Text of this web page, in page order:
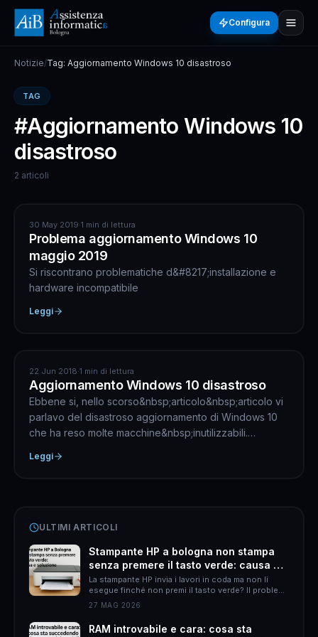
Configura
Notizie/Tag: Aggiornamento Windows 10 disastroso
TAG
#Aggiornamento Windows 10
disastroso
2 articoli
ASSISTENZA COMPUTER
30 May 2019·1 min di lettura
Problema aggiornamento Windows 10
maggio 2019
Si riscontrano problematiche d&#8217;installazione e
hardware incompatibile
Leggi
ASSISTENZA COMPUTER
22 Jun 2018·1 min di lettura
Aggiornamento Windows 10 disastroso
Ebbene si, nello scorso&nbsp;articolo&nbsp;articolo vi
parlavo del disastroso aggiornamento di Windows 10
che ha reso molte macchine&nbsp;inutilizzabili.
Leggi
ULTIMI ARTICOLI
Stampante HP a bologna non stampa
senza premere il tasto verde: causa e
soluzione
La stampante HP invia i lavori in coda ma non li
esegue finché non premi il tasto verde? Il problema
è quasi sempre HP Smart. Ecco come risolverlo
27 MAG 2026
RAM introvabile e cara: cosa sta